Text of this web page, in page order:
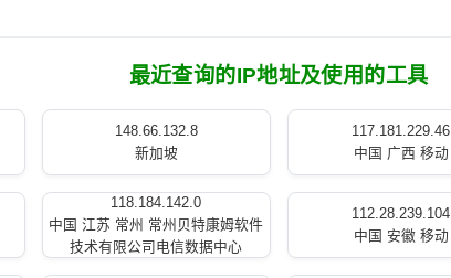
最近查询的IP地址及使用的工具
148.66.132.8
新加坡
117.181.229.46
中国 广西 移动
118.184.142.0
中国 江苏 常州 常州贝特康姆软件
技术有限公司电信数据中心
112.28.239.104
中国 安徽 移动